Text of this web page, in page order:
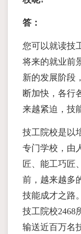
答：
您可以就读技
将来的就业前
新的发展阶段
断加快，各行
来越紧迫，技
技工院校是以
专门学校，由
匠、能工巧匠
前，越来越多
技能成才之路
技工院校2468
输送近百万名